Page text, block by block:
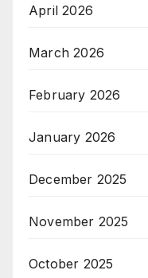
April 2026
March 2026
February 2026
January 2026
December 2025
November 2025
October 2025